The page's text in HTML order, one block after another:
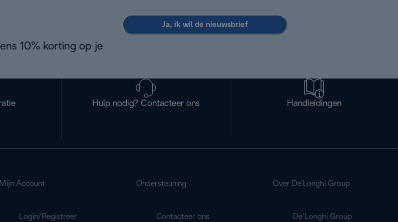
10% korting op je
Ja, ik wil de nieuwsbrief
Hulp nodig? Contacteer ons Handleidingen
Mijn Account
Login/Registreer
Ondersteuning
Contacteer ons
Over De'Longhi Group
De’Longhi Group